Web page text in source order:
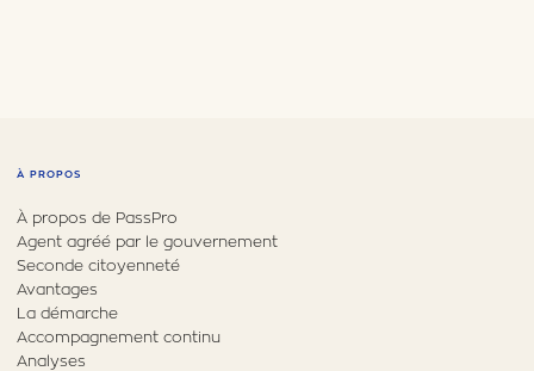
À PROPOS
À propos de PassPro
Agent agréé par le gouvernement
Seconde citoyenneté
Avantages
La démarche
Accompagnement continu
Analyses